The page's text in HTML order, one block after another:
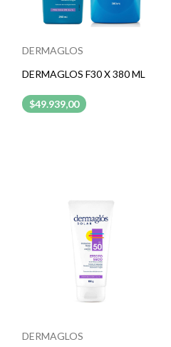
DERMAGLOS
DERMAGLOS F30 X 380 ML
$49.939,00
DERMAGLOS